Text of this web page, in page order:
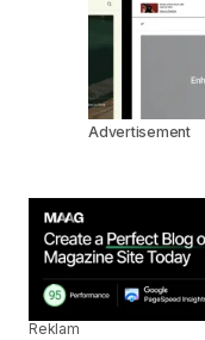
Advertisement
Reklam